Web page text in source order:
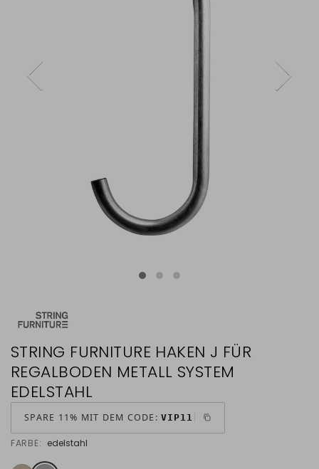
STRING FURNITURE HAKEN J FÜR
REGALBODEN METALL SYSTEM
EDELSTAHL
SPARE 11% MIT DEM CODE: VIP11
FARBE: edelstahl